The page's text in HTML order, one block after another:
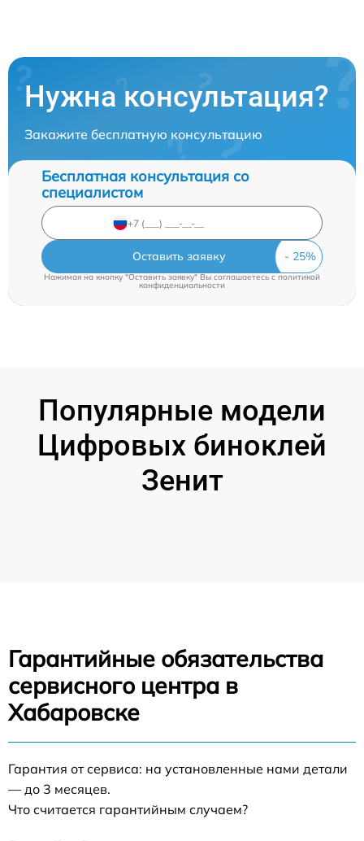
Нужна консультация?
Закажите бесплатную консультацию
Бесплатная консультация со
специалистом
Оставить заявку
Нажимая на кнопку "Оставить заявку" Вы соглашаетесь cполитикой
конфиденциальности
Популярные модели
Цифровых биноклей
Зенит
Гарантийные обязательства
сервисного центра в
Хабаровске
Гарантия от сервиса: на установленные нами детали
— до 3 месяцев.
Что считается гарантийным случаем?